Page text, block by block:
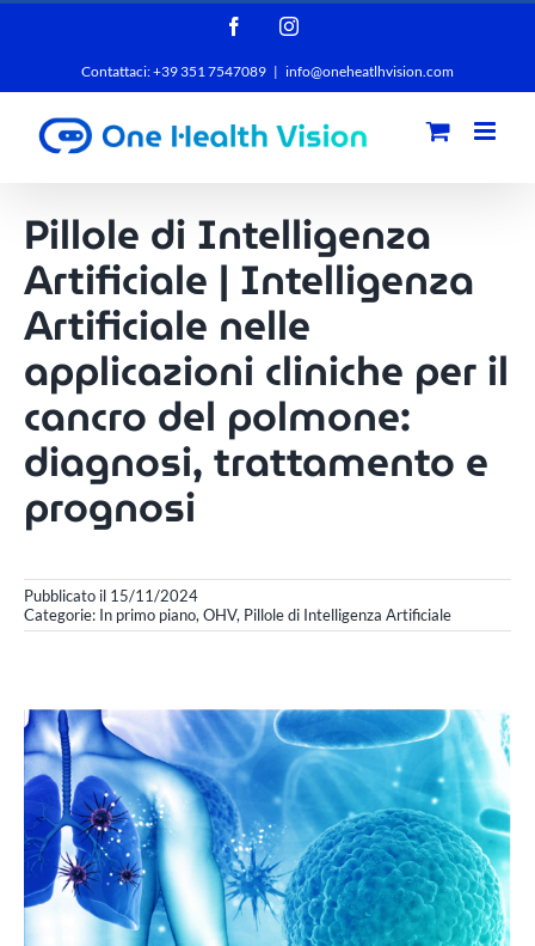
contenuto
FacebookInstagram
Contattaci: +39 351 7547089 | info@oneheatlhvision.com
Pillole di Intelligenza
Artificiale | Intelligenza
Artificiale nelle
applicazioni cliniche per il
cancro del polmone:
diagnosi, trattamento e
prognosi
Pubblicato il 15/11/2024
Categorie: In primo piano,OHV, Pillole di Intelligenza Artificiale